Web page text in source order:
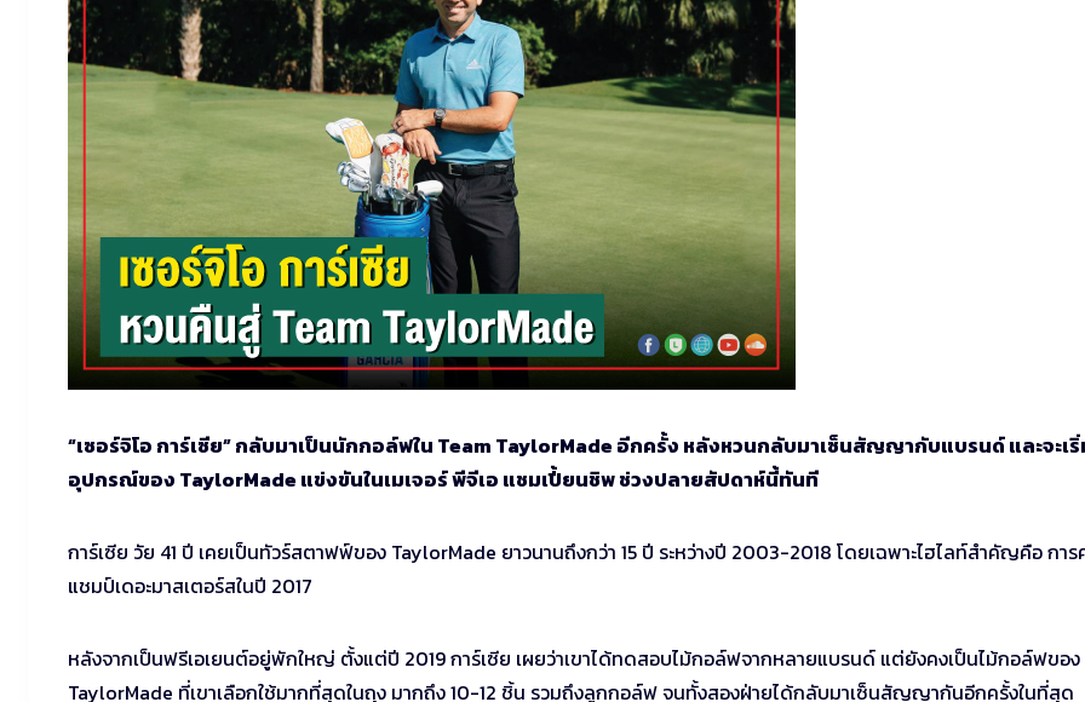
“เซอร์จิโอ การ์เซีย” กลับมาเป็นนักกอล์ฟใน Team TaylorMade อีกครั้ง หลังหวนกลับมาเซ็นสัญญากับแบรนด์ และจะเริ่
อุปกรณ์ของ TaylorMade แข่งขันในเมเจอร์ พีจีเอ แชมเปี้ยนชิพ ช่วงปลายสัปดาห์นี้ทันที
การ์เซีย วัย 41 ปี เคยเป็นทัวร์สตาฟฟ์ของ TaylorMade ยาวนานถึงกว่า 15 ปี ระหว่างปี 2003-2018 โดยเฉพาะไฮไลท์สำคัญคือ การ
แชมป์เดอะมาสเตอร์สในปี 2017
หลังจากเป็นฟรีเอเยนต์อยู่พักใหญ่ ตั้งแต่ปี 2019 การ์เซีย เผยว่าเขาได้ทดสอบไม้กอล์ฟจากหลายแบรนด์ แต่ยังคงเป็นไม้กอล์ฟของ
TaylorMade ที่เขาเลือกใช้มากที่สุดในถุง มากถึง 10-12 ชิ้น รวมถึงลูกกอล์ฟ จนทั้งสองฝ่ายได้กลับมาเซ็นสัญญากันอีกครั้งในที่สุด